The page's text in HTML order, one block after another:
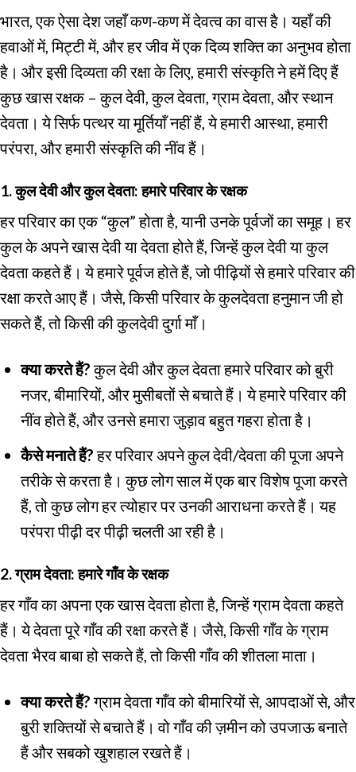
भारत, एक ऐसा देश जहाँ कण-कण में देवत्व का वास है। यहाँ की
हवाओं में, मिट्टी में, और हर जीव में एक दिव्य शक्ति का अनुभव होता
है। और इसी दिव्यता की रक्षा के लिए, हमारी संस्कृति ने हमें दिए हैं
कुछ खास रक्षक – कुल देवी, कुल देवता, ग्राम देवता, और स्थान
देवता। ये सिर्फ पत्थर या मूर्तियाँ नहीं हैं, ये हमारी आस्था, हमारी
परंपरा, और हमारी संस्कृति की नींव हैं।
1. कुल देवी और कुल देवता: हमारे परिवार के रक्षक
हर परिवार का एक “कुल” होता है, यानी उनके पूर्वजों का समूह। हर
कुल के अपने खास देवी या देवता होते हैं, जिन्हें कुल देवी या कुल
देवता कहते हैं। ये हमारे पूर्वज होते हैं, जो पीढ़ियों से हमारे परिवार की
रक्षा करते आए हैं। जैसे, किसी परिवार के कुलदेवता हनुमान जी हो
सकते हैं, तो किसी की कुलदेवी दुर्गा माँ।
क्या करते हैं?कुल देवी और कुल देवता हमारे परिवार को बुरी
नजर, बीमारियों, और मुसीबतों से बचाते हैं। ये हमारे परिवार की
नींव होते हैं, और उनसे हमारा जुड़ाव बहुत गहरा होता है।
कैसे मनाते हैं?हर परिवार अपने कुल देवी/देवता की पूजा अपने
तरीके से करता है। कुछ लोग साल में एक बार विशेष पूजा करते
हैं, तो कुछ लोग हर त्योहार पर उनकी आराधना करते हैं। यह
परंपरा पीढ़ी दर पीढ़ी चलती आ रही है।
2. ग्राम देवता: हमारे गाँव के रक्षक
हर गाँव का अपना एक खास देवता होता है, जिन्हें ग्राम देवता कहते
हैं। ये देवता पूरे गाँव की रक्षा करते हैं। जैसे, किसी गाँव के ग्राम
देवता भैरव बाबा हो सकते हैं, तो किसी गाँव की शीतला माता।
क्या करते हैं?ग्राम देवता गाँव को बीमारियों से, आपदाओं से, और
बुरी शक्तियों से बचाते हैं। वो गाँव की ज़मीन को उपजाऊ बनाते
हैं और सबको खुशहाल रखते हैं।